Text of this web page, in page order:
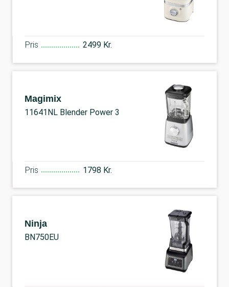
Pris 2499 Kr.
Magimix
11641NL Blender Power 3
Pris 1798 Kr.
Ninja
BN750EU